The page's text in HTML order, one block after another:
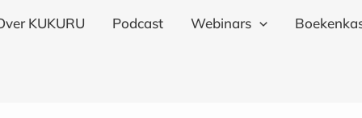
KUKURU Podcast Webinars